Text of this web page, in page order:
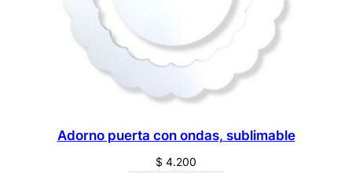
Adorno puerta con ondas, sublimable
$ 4.200